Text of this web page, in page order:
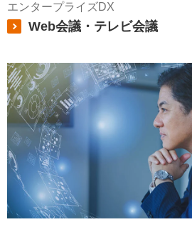
エンタープライズDX
Web会議・テレビ会議